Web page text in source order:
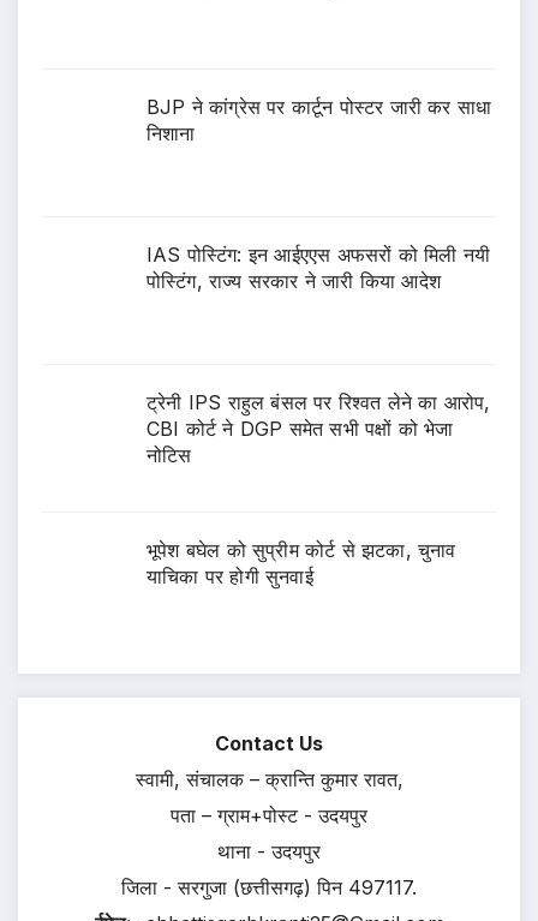
BJP ने कांग्रेस पर कार्टून पोस्टर जारी कर साधा
निशाना
IAS पोस्टिंग: इन आईएएस अफसरों को मिली नयी
पोस्टिंग, राज्य सरकार ने जारी किया आदेश
ट्रेनी IPS राहुल बंसल पर रिश्वत लेने का आरोप,
CBI कोर्ट ने DGP समेत सभी पक्षों को भेजा
नोटिस
भूपेश बघेल को सुप्रीम कोर्ट से झटका, चुनाव
याचिका पर होगी सुनवाई
Contact Us
स्वामी, संचालक – क्रान्ति कुमार रावत,
पता – ग्राम+पोस्ट - उदयपुर
थाना - उदयपुर
जिला - सरगुजा (छत्तीसगढ़) पिन 497117.